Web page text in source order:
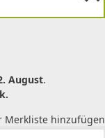
August.
Merkliste hinzufügen